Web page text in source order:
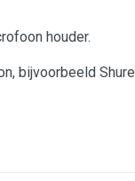
houder.
bijvoorbeeld Shure